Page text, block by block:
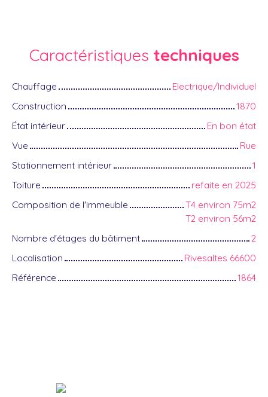
Caractéristiques techniques
Chauffage
Electrique/Individuel
Construction
1870
État intérieur
En bon état
Vue
Rue
Stationnement intérieur
1
Toiture
refaite en 2025
Composition de l'immeuble
T4 environ 75m2
T2 environ 56m2
Nombre d'étages du bâtiment
2
Localisation
Rivesaltes 66600
Référence
1864